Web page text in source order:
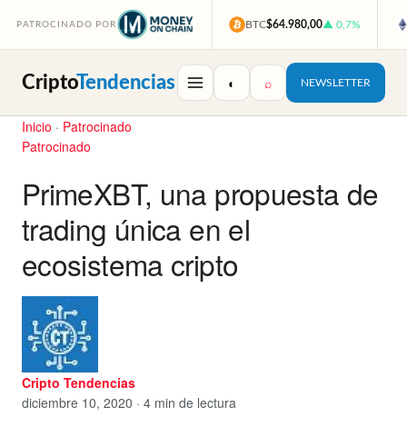
PATROCINADO POR BTC$64.980,00▲ 0,7%
CriptoTendencias ◐ ⌕ NEWSLETTER
Inicio · Patrocinado
Patrocinado
PrimeXBT, una propuesta de
trading única en el
ecosistema cripto
Cripto Tendencias
diciembre 10, 2020 · 4 min de lectura